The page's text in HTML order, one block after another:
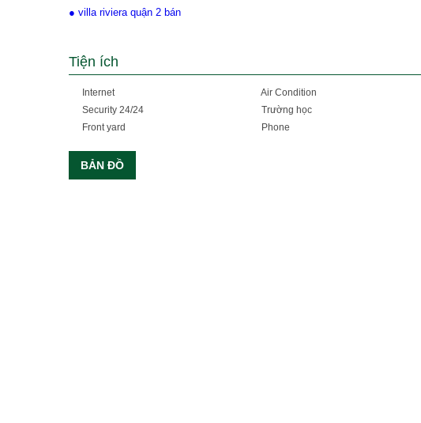
● villa riviera quận 2 bán
Tiện ích
Internet Air Condition
Security 24/24
Trường học
Front yard
Phone
BẢN ĐỒ